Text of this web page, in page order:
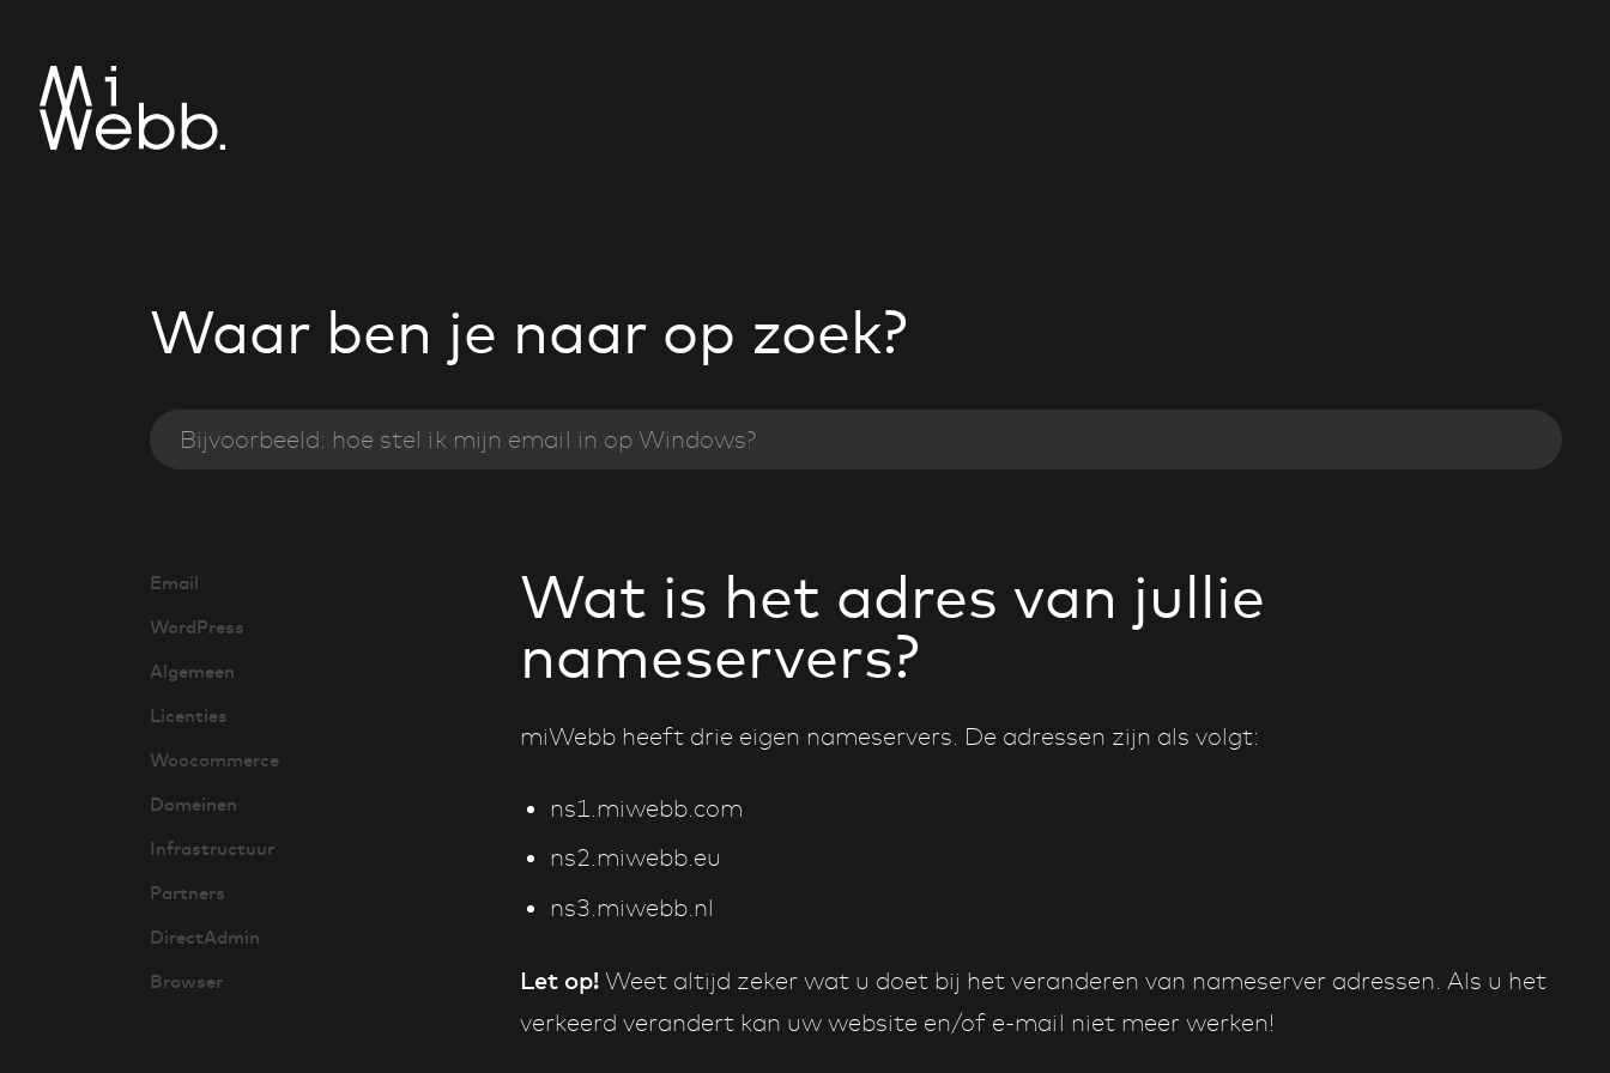
Waar ben je naar op zoek?
Email
WordPress
Algemeen
Licenties
Woocommerce
Domeinen
Infrastructuur
Partners
DirectAdmin
Browser
Wat is het adres van jullie
nameservers?
miWebb heeft drie eigen nameservers. De adressen zijn als volgt:
ns1.miwebb.com
ns2.miwebb.eu
ns3.miwebb.nl
Let op!Weet altijd zeker wat u doet bij het veranderen van nameserver adressen. Als u het
verkeerd verandert kan uw website en/of e-mail niet meer werken!